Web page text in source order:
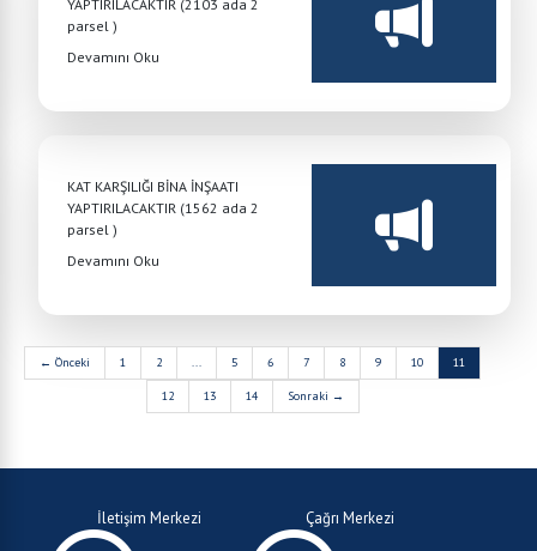
YAPTIRILACAKTIR (2103 ada 2
parsel )
Devamını Oku
KAT KARŞILIĞI BİNA İNŞAATI
YAPTIRILACAKTIR (1562 ada 2
parsel )
Devamını Oku
← Önceki 1 2 ... 5 6 7 8 9 10 11
12 13 14 Sonraki →
İletişim Merkezi Çağrı Merkezi